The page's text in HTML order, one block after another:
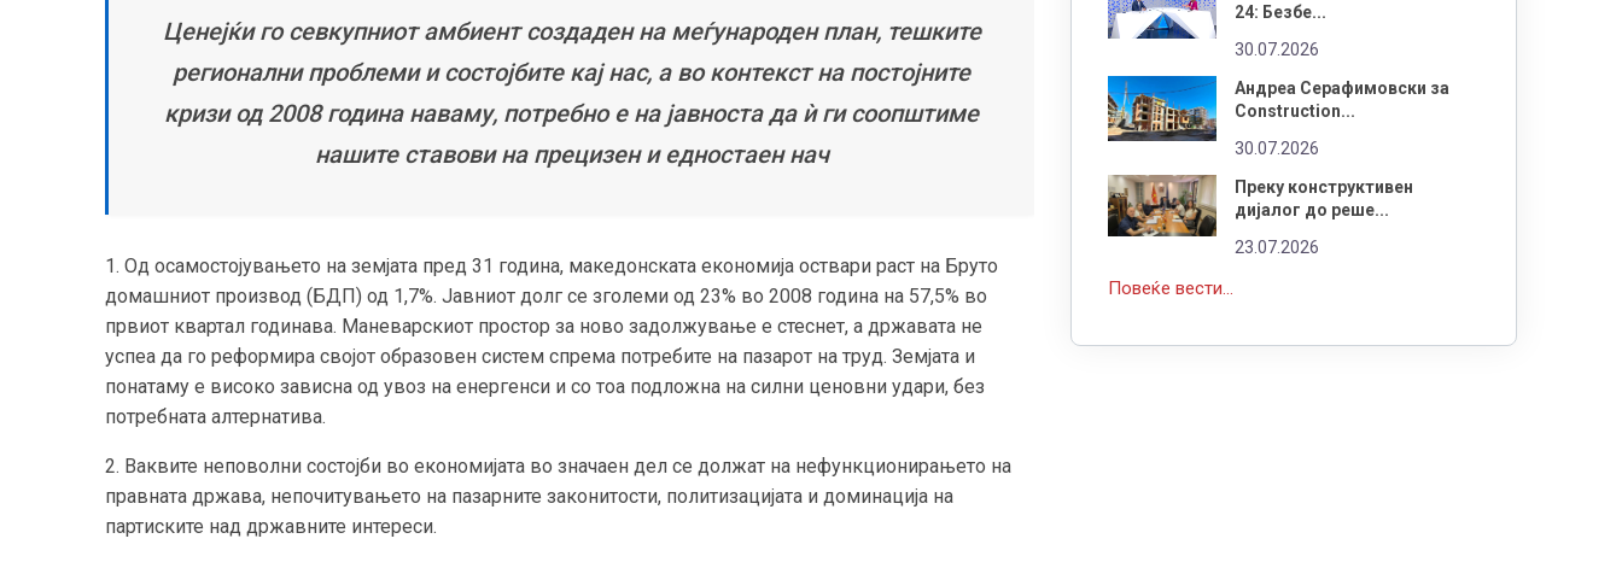
Ценејќи го севкупниот амбиент создаден на меѓународен план, тешките
регионални проблеми и состојбите кај нас, а во контекст на постојните
кризи од 2008 година наваму, потребно е на јавноста да ѝ ги соопштиме
нашите ставови на прецизен и едностаен нач
1. Од осамостојувањето на земјата пред 31 година, македонската економија оствари раст на Бруто
домашниот производ (БДП) од 1,7%. Јавниот долг се зголеми од 23% во 2008 година на 57,5% во
првиот квартал годинава. Маневарскиот простор за ново задолжување е стеснет, а државата не
успеа да го реформира својот образовен систем спрема потребите на пазарот на труд. Земјата и
понатаму е високо зависна од увоз на енергенси и со тоа подложна на силни ценовни удари, без
потребната алтернатива.
2. Ваквите неповолни состојби во економијата во значаен дел се должат на нефункционирањето на
правната држава, непочитувањето на пазарните законитости, политизацијата и доминација на
партиските над државните интереси.
24: Безбе...
30.07.2026
Андреа Серафимовски за
Construction...
30.07.2026
Преку конструктивен
дијалог до реше...
23.07.2026
Повеќе вести...